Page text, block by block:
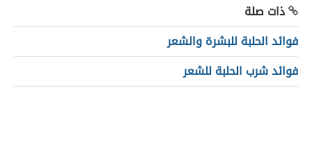
ذات صلة
فوائد الحلبة للبشرة والشعر
فوائد شرب الحلبة للشعر